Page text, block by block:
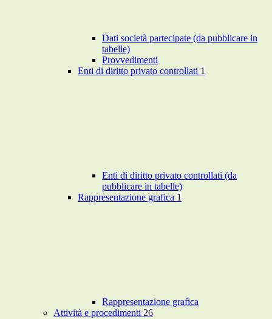
Dati società partecipate (da pubblicare in
tabelle)
Provvedimenti
Enti di diritto privato controllati 1
Enti di diritto privato controllati (da
pubblicare in tabelle)
Rappresentazione grafica 1
Rappresentazione grafica
Attività e procedimenti 26